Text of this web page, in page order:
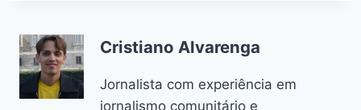
Cristiano Alvarenga
Jornalista com experiência em
jornalismo comunitário e